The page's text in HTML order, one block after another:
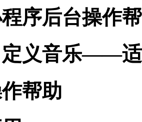
序后台操作
定义音乐——
帮助